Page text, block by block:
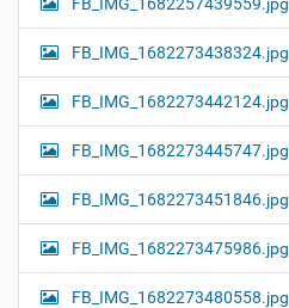
FB_IMG_1682273438324.jpg
FB_IMG_1682273442124.jpg
FB_IMG_1682273445747.jpg
FB_IMG_1682273451846.jpg
FB_IMG_1682273475986.jpg
FB_IMG_1682273480558.jpg